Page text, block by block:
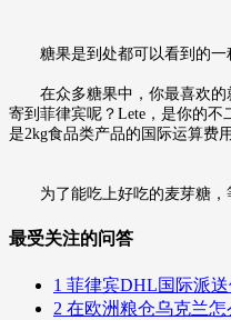
糖果是到处都可以看到的
在众多糖果中，你最喜欢
寄到菲律宾呢？Lete，是你的
是2kg食品类产品的国际运算费
为了能吃上好吃的麦芽糖
最受关注的问答
1 菲律宾DHL国际派
2 在欧洲粮仓乌克兰